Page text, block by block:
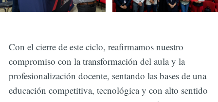
Con el cierre de este ciclo, reafirmamos nuestro
compromiso con la transformación del aula y la
profesionalización docente, sentando las bases de una
educación competitiva, tecnológica y con alto sentido